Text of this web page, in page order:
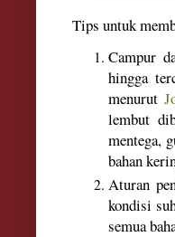
Tips untuk
Campur
hingga
menurut
lembut
mentega,
bahan
Aturan
kondisi
semua